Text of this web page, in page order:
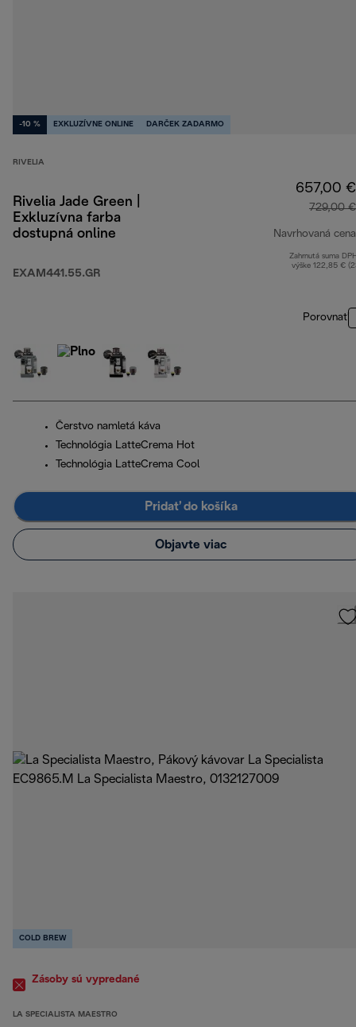
-10 % EXKLUZÍVNE ONLINE DARČEK ZADARMO
RIVELIA
Rivelia Jade Green |
Exkluzívna farba
dostupná online
EXAM441.55.GR
657,00 €
729,00 €
Navrhovaná cena
Zahrnutá suma
výške 122,85 €
Porovnať
Čerstvo namletá káva
Technológia LatteCrema Hot
Technológia LatteCrema Cool
Pridať do košíka
Objavte viac
COLD BREW
Zásoby sú vypredané
LA SPECIALISTA MAESTRO